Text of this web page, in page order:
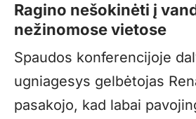
Ragino nešokinėti į
nežinomose vietose
Spaudos konferencijoje
ugniagesys gelbėtojas
pasakojo, kad labai